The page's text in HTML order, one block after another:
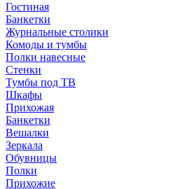
Гостиная
Банкетки
Журнальные столики
Комоды и тумбы
Полки навесные
Стенки
Тумбы под ТВ
Шкафы
Прихожая
Банкетки
Вешалки
Зеркала
Обувницы
Полки
Прихожие